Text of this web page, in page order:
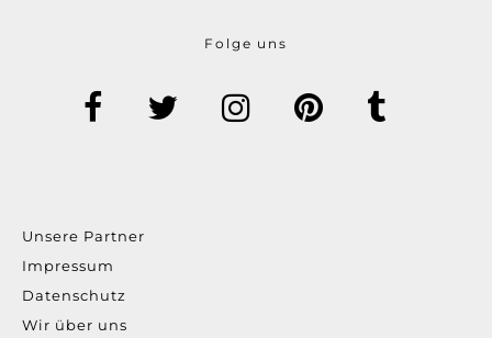
Folge uns
Unsere Partner
Impressum
Datenschutz
Wir über uns